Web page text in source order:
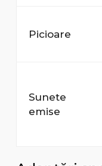
Picioare
Sunete
emise